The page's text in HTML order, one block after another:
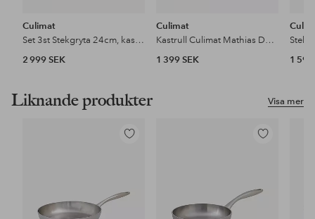
Culimat
Set 3st Stekgryta 24cm, kastrull 18 cm +14 cm Mathias Dahlgren
2 999 SEK
Culimat
Kastrull Culimat Mathias Dahlgren 18 cm 2,0 l
1 399 SEK
1 599
Visa mer
Liknande produkter
Lägg
Lägg